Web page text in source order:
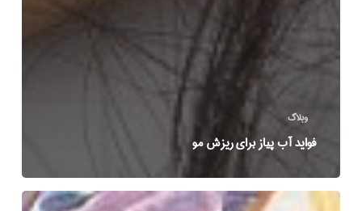
وبلاگ
فواید آب پیاز برای ریزش مو